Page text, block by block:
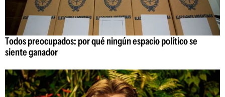
Todos preocupados: por qué ningún espacio político se
siente ganador